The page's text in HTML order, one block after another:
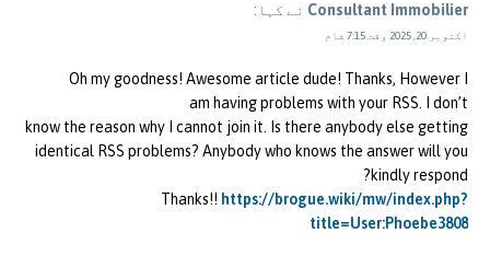
Consultant Immobilier نے کہا:
اکتوبر 20, 2025 وقت 7:15 شام
Oh my goodness! Awesome article dude! Thanks, However I
am having problems with your RSS. I don’t
know the reason why I cannot join it. Is there anybody else getting
identical RSS problems? Anybody who knows the answer will you
kindly respond?
Thanks!! https://brogue.wiki/mw/index.php?
title=User:Phoebe3808